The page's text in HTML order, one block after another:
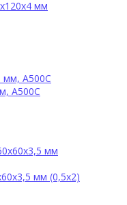
мм
А500С
мм (0,5х2)